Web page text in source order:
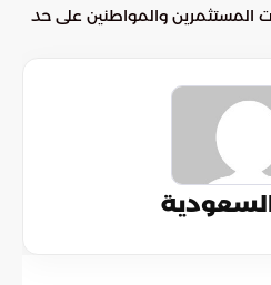
المستثمرين والمواطنين على حد